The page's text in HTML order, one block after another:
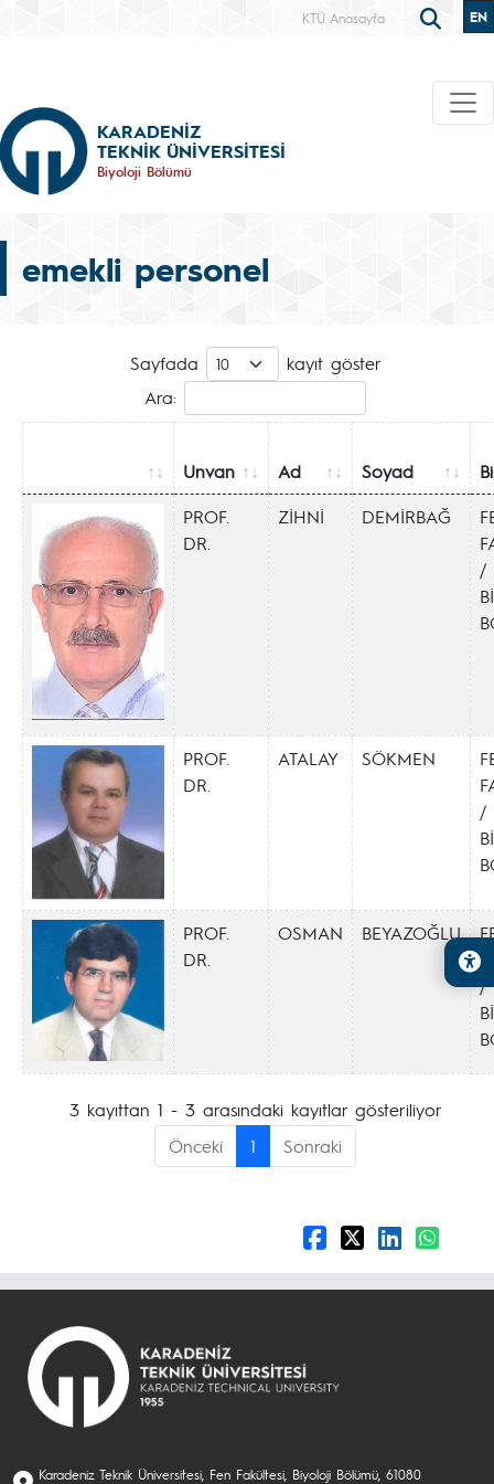
KTÜ Anasayfa EN
KARADENİZ
TEKNİK ÜNİVERSİTESİ
Biyoloji Bölümü
emekli personel
Sayfada
kayıt göster
Ara:
Unvan Ad Soyad
PROF.
DR.
ZİHNİ DEMİRBAĞ
/
PROF.
DR.
ATALAY SÖKMEN
/
PROF.
DR.
OSMAN BEYAZOĞLU
/
3 kayıttan 1 - 3 arasındaki kayıtlar gösteriliyor
Önceki
1 Sonraki
Karadeniz Teknik Üniversitesi, Fen Fakültesi, Biyoloji Bölümü, 61080